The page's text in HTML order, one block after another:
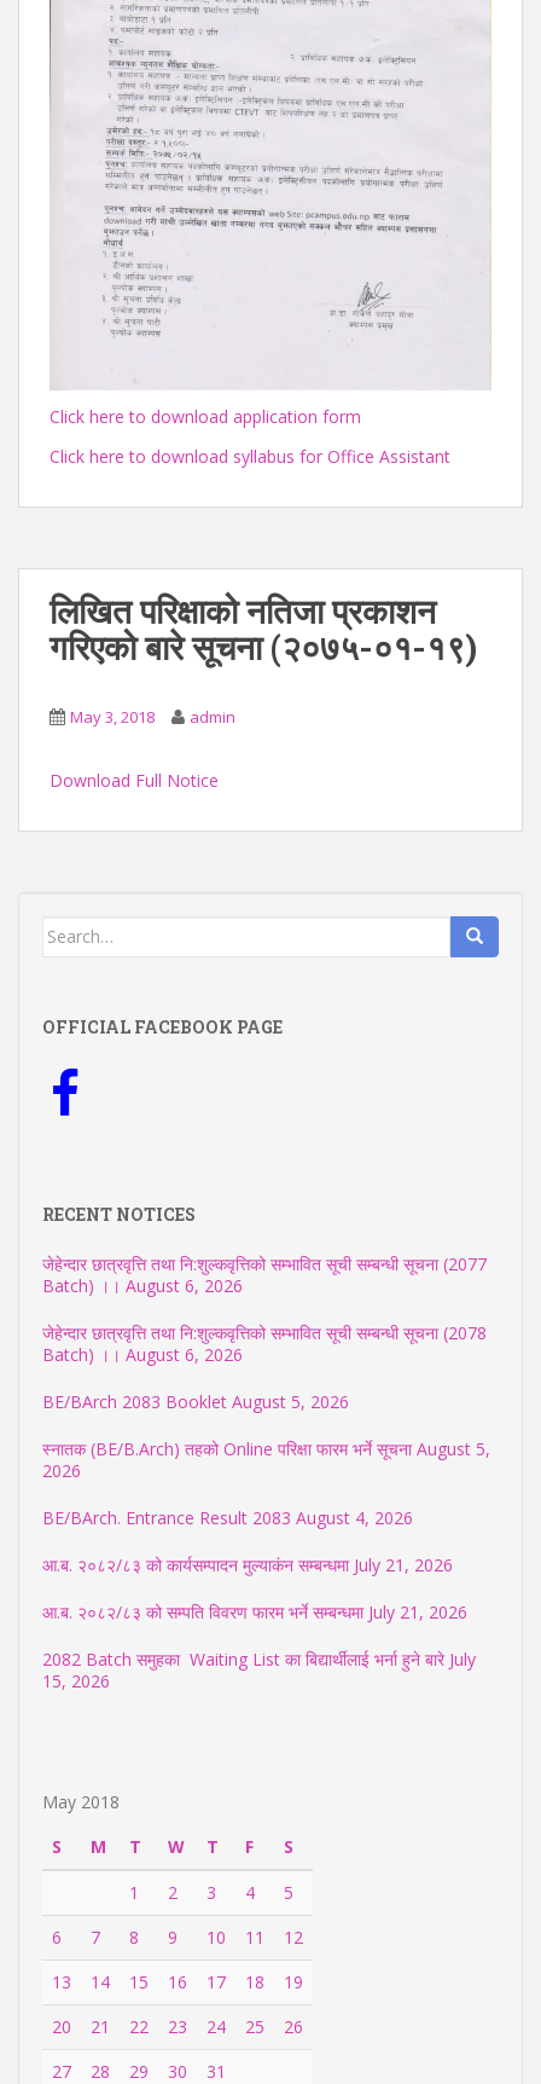
Click here to download application form
Click here to download syllabus for Office Assistant
लिखित परिक्षाको नतिजा प्रकाशन
गरिएको बारे सूचना (२०७५-०१-१९)
May 3, 2018 admin
Download Full Notice
Search
OFFICIAL FACEBOOK PAGE
RECENT NOTICES
जेहेन्दार छात्रवृत्ति तथा नि:शुल्कवृत्तिको सम्भावित सूची सम्बन्धी सूचना (2077
Batch) ।। August 6, 2026
जेहेन्दार छात्रवृत्ति तथा नि:शुल्कवृत्तिको सम्भावित सूची सम्बन्धी सूचना (2078
Batch) ।। August 6, 2026
BE/BArch 2083 Booklet August 5, 2026
स्नातक (BE/B.Arch) तहको Online परिक्षा फारम भर्ने सूचना August 5,
2026
BE/BArch. Entrance Result 2083 August 4, 2026
आ.ब. २०८२/८३ को कार्यसम्पादन मुल्याकंन सम्बन्धमा July 21, 2026
आ.ब. २०८२/८३ को सम्पति विवरण फारम भर्ने सम्बन्धमा July 21, 2026
2082 Batch समुहका Waiting List का बिद्यार्थीलाई भर्ना हुने बारे July
15, 2026
May 2018
S
M T W T F
S
1
2 3 4
5
6
7 8 9 10 11
12
13
14 15 16 17 18
19
20
21 22 23 24 25
26
27
28 29 30 31